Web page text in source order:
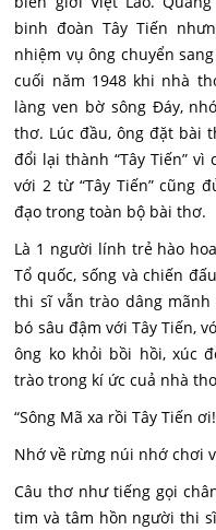
binh đoàn Tây Tiến
nhiệm vụ ông chuyển
cuối năm 1948 khi nhà
làng ven bờ sông Đáy,
thơ. Lúc đầu, ông đặt bài
đổi lại thành “Tây Tiến”
với 2 từ “Tây Tiến” cũng
đạo trong toàn bộ bài thơ.
Là 1 người lính trẻ hào
Tổ quốc, sống và chiến
thi sĩ vẫn trào dâng
bó sâu đậm với Tây Tiến,
ông ko khỏi bồi hồi, xúc
trào trong kí ức cuả nhà
“Sông Mã xa rồi Tây Tiến ơi!
Nhớ về rừng núi nhớ chơi
Câu thơ như tiếng gọi
tim và tâm hồn người thi